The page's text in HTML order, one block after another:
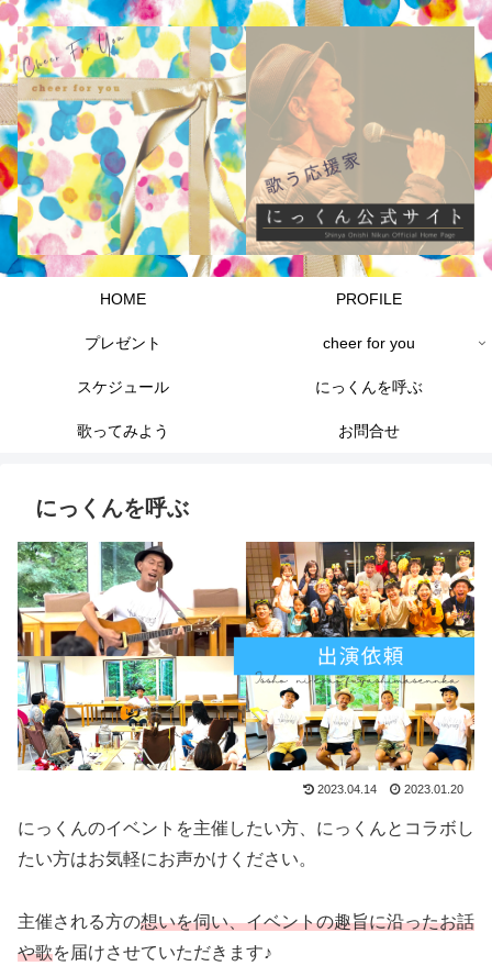
HOME PROFILE
プレゼント cheer for you
スケジュール にっくんを呼ぶ
歌ってみよう お問合せ
にっくんを呼ぶ
2023.04.14 2023.01.20
にっくんのイベントを主催したい方、にっくんとコラボし
たい方はお気軽にお声かけください。
主催される方の想いを伺い、イベントの趣旨に沿ったお話
や歌を届けさせていただきます♪